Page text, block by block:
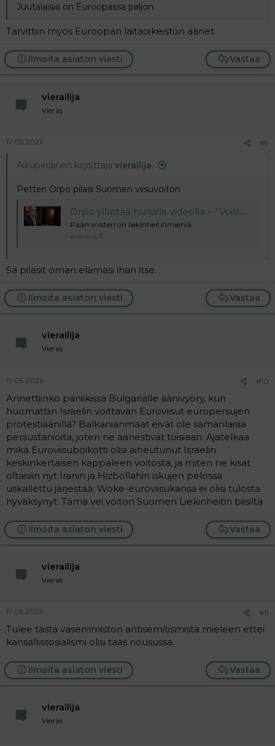
Juutalaisia on Euroopassa paljon.
Tarvittiin myös Euroopan laitaoikeiston äänet.
Vastaa
Ilmoita asiaton viesti
vierailija
Vieras
17.05.2026 #9
Alkuperäinen kirjoittaja vierailija:
Petteri Orpo pilasi Suomen viisuvoiton
Orpo yllättää hurjalla videolla – ”Voitto kotiin!”
Pääministeri on liekinheitinmiehiä.
www.is.fi
Sä pilasit oman elämäsi ihan itse.
Vastaa
Ilmoita asiaton viesti
vierailija
Vieras
17.05.2026 #10
Annettiinko paniikissa Bulgarialle äänivyöry, kun
huomattiin Israelin voittavan Euroviisut europersujen
protestiäänillä? Balkanianmaat eivät ole samanlaisia
persustanioita, joten ne äänestivät toisiaan. Ajatelkaa
mikä Euroviisuboikotti olisi aiheutunut Israelin
keskinkertaisen kappaleen voitosta, ja miten ne kisat
oltaisiin nyt Iranin ja Hizbollahin iskujen pelossa
uskallettu järjestää. Woke-euroviisukansa ei olisi tulosta
hyväksynyt. Tämä vei voiton Suomen Liekinheitin biisiltä
Vastaa
Ilmoita asiaton viesti
vierailija
Vieras
17.05.2026 #11
Tulee tästä vasemmiston antisemitismistä mieleen ettei
kansallissosialismi olisi taas nousussa.
Vastaa
Ilmoita asiaton viesti
vierailija
Vieras